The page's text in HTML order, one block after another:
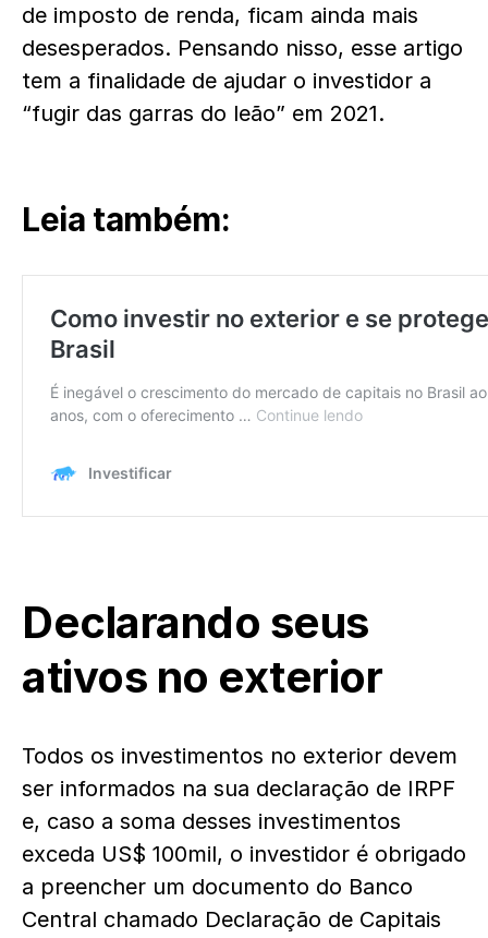
de imposto de renda, ficam ainda mais
desesperados. Pensando nisso, esse artigo
tem a finalidade de ajudar o investidor a
“fugir das garras do leão” em 2021.
Leia também:
Declarando seus
ativos no exterior
Todos os investimentos no exterior devem
ser informados na sua declaração de IRPF
e, caso a soma desses investimentos
exceda US$ 100mil, o investidor é obrigado
a preencher um documento do Banco
Central chamado Declaração de Capitais